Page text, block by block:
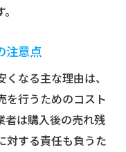
注意点
なる主な理由は、
を行うためのコスト
者は購入後の売れ残
対する責任も負うた